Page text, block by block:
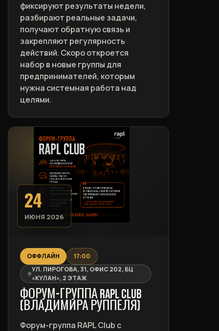
фиксируют результаты недели,
разбирают реальные задачи,
получают обратную связь и
закрепляют регулярность
действий. Скоро откроется
набор в новые группы для
предпринимателей, которым
нужна системная работа над
целями.
24
ИЮНЯ 2026
ОФФЛАЙН
17:00
УЛ. ПИРОГОВА, 31, ОФИС 202, БЦ
«КУЛАН», 2 ЭТАЖ
ФОРУМ-ГРУППА RAPL CLUB
(ВЛАДИМИРА РУППЕЛЯ)
Форум-группа RAPL Club с